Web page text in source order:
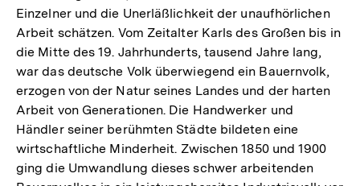
Einzelner und die Unerläßlichkeit der unaufhörlichen
Arbeit schätzen. Vom Zeitalter Karls des Großen bis in
die Mitte des 19. Jahrhunderts, tausend Jahre lang,
war das deutsche Volk überwiegend ein Bauernvolk,
erzogen von der Natur seines Landes und der harten
Arbeit von Generationen. Die Handwerker und
Händler seiner berühmten Städte bildeten eine
wirtschaftliche Minderheit. Zwischen 1850 und 1900
ging die Umwandlung dieses schwer arbeitenden